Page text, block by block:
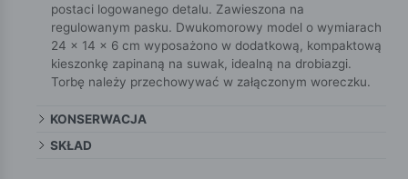
postaci logowanego detalu. Zawieszona na
regulowanym pasku. Dwukomorowy model o wymiarach
24 × 14 × 6 cm wyposażono w dodatkową, kompaktową
kieszonkę zapinaną na suwak, idealną na drobiazgi.
Torbę należy przechowywać w załączonym woreczku.
KONSERWACJA
SKŁAD